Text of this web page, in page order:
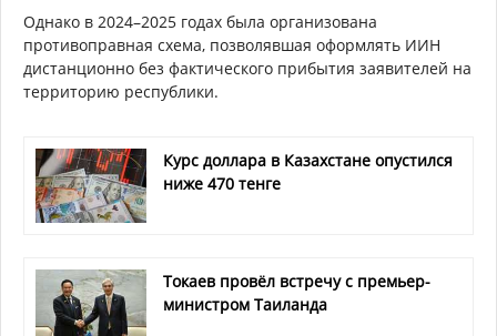
Однако в 2024–2025 годах была организована
противоправная схема, позволявшая оформлять ИИН
дистанционно без фактического прибытия заявителей на
территорию республики.
Курс доллара в Казахстане опустился
ниже 470 тенге
Токаев провёл встречу с премьер-
министром Таиланда